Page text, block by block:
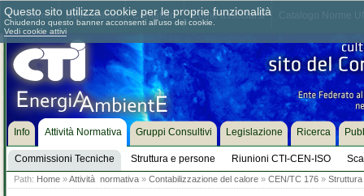
Chi siamo Dove siamo Contattaci Come associarsi
Info Attività Normativa
Commissioni Tecniche Struttura e persone Riunioni CTI-CEN-ISO
Gruppi Consultivi Legislazione Ricerca
Path: Home »Attività normativa » Contabilizzazione del calore » CEN/TC 176 » Struttura
Questo sito utilizza cookie per le proprie funzionalità
Chiudendo questo banner acconsenti all'uso dei cookie.
Vedi cookie attivi